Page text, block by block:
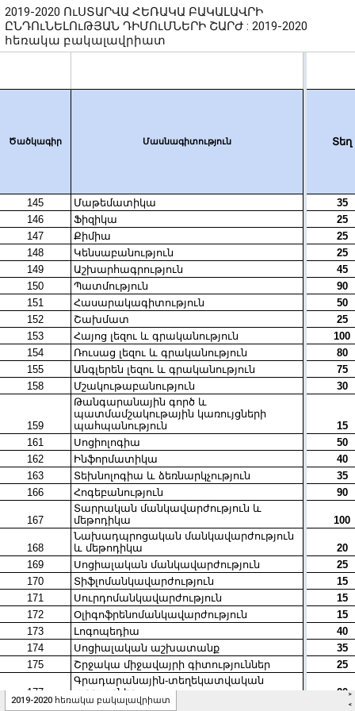
2019-2020 ՈւՍՏԱՐՎԱ ՀԵՌԱԿԱ ԲԱԿԱԼԱՎՐԻ
ԸՆԴՈւՆԵԼՈւԹՅԱՆ ԴԻՄՈւՄՆԵՐԻ ՇԱՐԺ : 2019-2020
հեռակա բակալավրիատ
2019-2020 հեռակա բակալավրիատ
>
<